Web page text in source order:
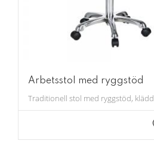
Arbetsstol med ryggstöd
Traditionell stol med ryggstöd,